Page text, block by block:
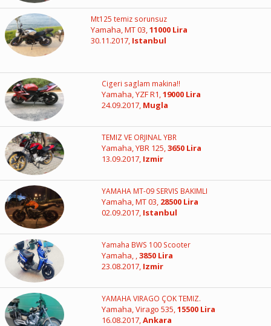
Mt125 temiz sorunsuz
Yamaha, MT 03,11000 Lira
30.11.2017, Istanbul
Cigeri saglam makina!!
Yamaha, YZF R1,19000 Lira
24.09.2017, Mugla
TEMIZ VE ORJINAL YBR
Yamaha, YBR 125,3650 Lira
13.09.2017, Izmir
YAMAHA MT-09 SERVIS BAKIMLI
Yamaha, MT 03, 28500 Lira
02.09.2017, Istanbul
Yamaha BWS 100 Scooter
Yamaha, ,3850 Lira
23.08.2017, Izmir
YAMAHA VIRAGO ÇOK TEMIZ.
Yamaha, Virago 535,15500 Lira
16.08.2017,Ankara